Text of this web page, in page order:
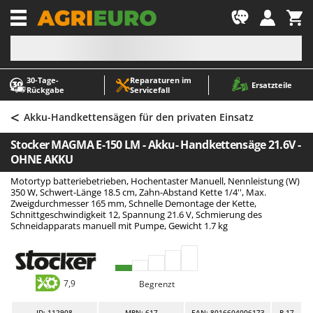
30‑Tage-
Rückgabe
Reparaturen im
Servicefall
Ersatzteile
-1
A
Abbeermaschinen - Traubenmühlen
Abfüllgeräte
Akku Gartenscheren
Akku Gras- und Strauchscheren
Akku-Stichsägen
Allzwecktransporter - Motorschubkarren
Alu-Teleskopleitern
Arbeitsschutzkleidung
Aschesauger
A
ABAC
AgriEuro Premium
AgriEuro TOP-LINE
AGT
Aima
Airmec
AL-KO
Alce
Alpina
< Akku-Handkettensägen für den privaten Einsatz
Stocker MAGMA E-150 LM - Akku- Handkettensäge 21.6V -
OHNE AKKU
Motortyp batteriebetrieben, Hochentaster Manuell, Nennleistung (W)
350 W, Schwert-Länge 18.5 cm, Zahn-Abstand Kette 1/4'', Max.
Zweigdurchmesser 165 mm, Schnelle Demontage der Kette,
Schnittgeschwindigkeit 12, Spannung 21.6 V, Schmierung des
Schneidapparats manuell mit Pumpe, Gewicht 1.7 kg
7,9 Begrenzt